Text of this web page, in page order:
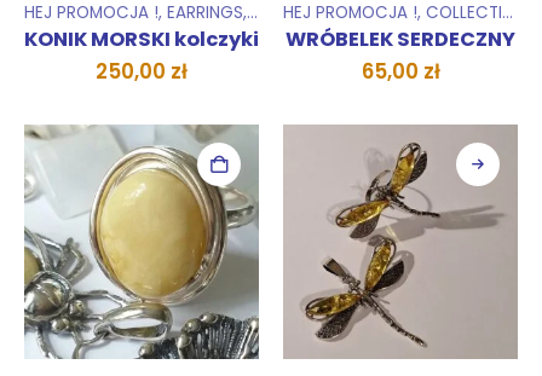
HEJ PROMOCJA !, EARRINGS, COLLECTIONS,ZESTAWY
KONIK MORSKI kolczyki
250,00 zł
HEJ PROMOCJA !, COLLECTIONS
WRÓBELEK SERDECZNY
65,00 zł